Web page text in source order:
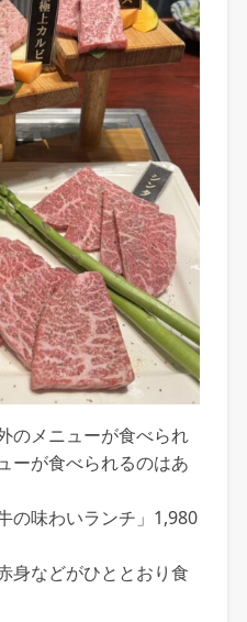
のメニューが食べられ
ーが食べられるのはあ
の味わいランチ」1,980
身などがひととおり食